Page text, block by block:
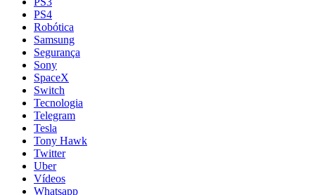
PS4
Robótica
Samsung
Segurança
Sony
SpaceX
Switch
Tecnologia
Telegram
Tesla
Tony Hawk
Twitter
Uber
Vídeos
Whatsapp